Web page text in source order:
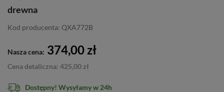
drewna
Kod producenta: QXA772B
Nasza cena: 374,00 zł
Cena detaliczna: 425,00 zł
Dostępny! Wysyłamy w 24h